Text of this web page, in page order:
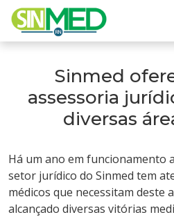
Sinmed
assessoria
diversas
Há um ano em funcionamento
setor jurídico do Sinmed tem
médicos que necessitam deste
alcançado diversas vitórias